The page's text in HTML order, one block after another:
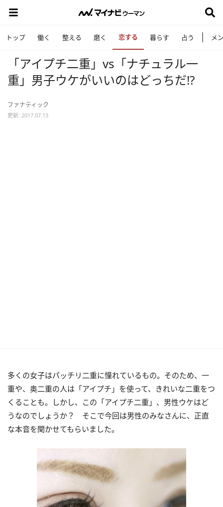
トップ 働く 整える 磨く 恋する 暮らす 占う メ
「アイプチ二重」vs「ナチュラル一
重」男子ウケがいいのはどっちだ!?
ファナティック
更新: 2017.07.13
多くの女子はパッチリ二重に憧れているもの。そのため、一
重や、奥二重の人は「アイプチ」を使って、きれいな二重をつ
くることも。しかし、この「アイプチ二重」、男性ウケはど
うなのでしょうか？ そこで今回は男性のみなさんに、正直
な本音を聞かせてもらいました。